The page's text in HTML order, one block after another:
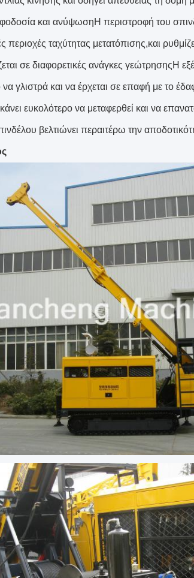
και ανύψωσηΗ περιστροφή του
περιοχές ταχύτητας μετατόπισης,και
σε διαφορετικές ανάγκες γεώτρησηςΗ
να γλιστρά και να έρχεται σε επαφή με το
ευκολότερο να μεταφερθεί και να
βελτιώνει περαιτέρω την